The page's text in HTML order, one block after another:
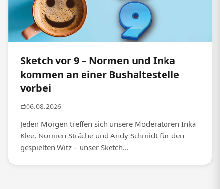
Sketch vor 9 – Normen und Inka
kommen an einer Bushaltestelle
vorbei
06.08.2026
Jeden Morgen treffen sich unsere Moderatoren Inka
Klee, Normen Sträche und Andy Schmidt für den
gespielten Witz – unser Sketch...